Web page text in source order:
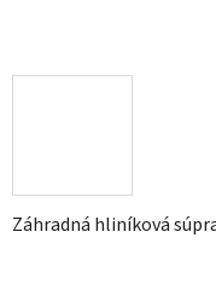
Záhradná hliníková